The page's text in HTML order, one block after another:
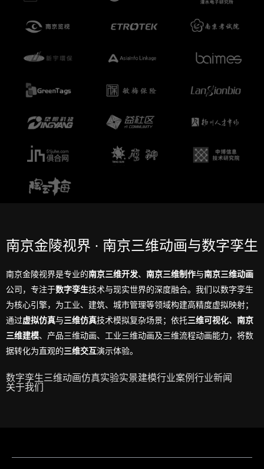
南京金陵视界 · 南京三维动画与数字孪生
南京金陵视界是专业的南京三维开发、 南京三维制作与南京三维动画
公司，专注于数字孪生技术与现实世界的深度融合。我们以数字孪生
为核心引擎，为工业、建筑、城市管理等领域构建高精度虚拟映射；
通过虚拟仿真与三维仿真技术模拟复杂场景；依托三维可视化、 南京
三维建模、产品三维动画、工业三维动画及三维流程动画能力，将数
据转化为直观的三维交互演示体验。
数字孪生三维动画仿真实验实景建模行业案例 行业新闻
关于我们